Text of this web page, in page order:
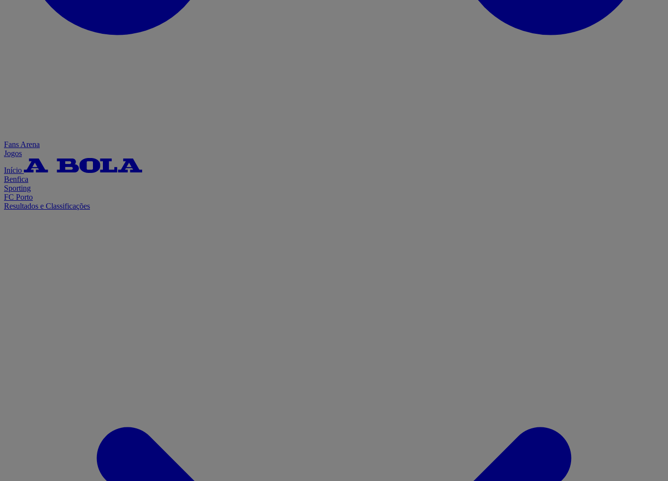
Fans Arena
Jogos
Início
Benfica
Sporting
FC Porto
Resultados e Classificações